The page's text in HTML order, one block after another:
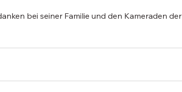
bei seiner Familie und den Kameraden der